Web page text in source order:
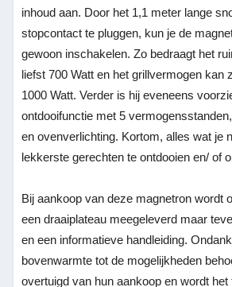
inhoud aan. Door het 1,1 meter lange
stopcontact te pluggen, kun je de
gewoon inschakelen. Zo bedraagt het
liefst 700 Watt en het grillvermogen kan
1000 Watt. Verder is hij eveneens
ontdooifunctie met 5
en ovenverlichting. Kortom, alles wat je
lekkerste gerechten te ontdooien en/ of
Bij aankoop van deze magnetron wordt
een draaiplateau meegeleverd maar
en een informatieve handleiding.
bovenwarmte tot de mogelijkheden
overtuigd van hun aankoop en wordt het